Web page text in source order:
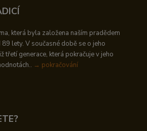
která byla založena naším pradědem
lety. V současné době se o jeho
třetí generace, která pokračuje v jeho
→ pokračování